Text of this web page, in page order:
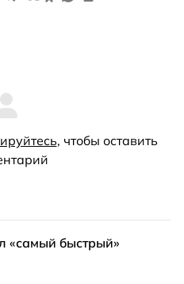
, чтобы оставить
«самый быстрый»